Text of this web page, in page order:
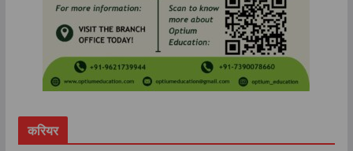
करियर